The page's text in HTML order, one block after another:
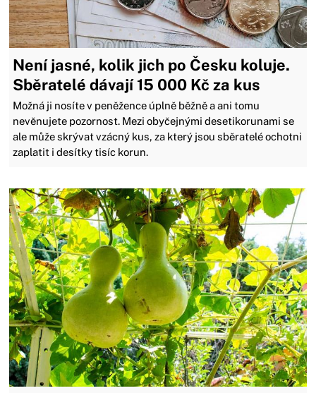
Není jasné, kolik jich po Česku koluje.
Sběratelé dávají 15 000 Kč za kus
Možná ji nosíte v peněžence úplně běžně a ani tomu
nevěnujete pozornost. Mezi obyčejnými desetikorunami se
ale může skrývat vzácný kus, za který jsou sběratelé ochotni
zaplatit i desítky tisíc korun.